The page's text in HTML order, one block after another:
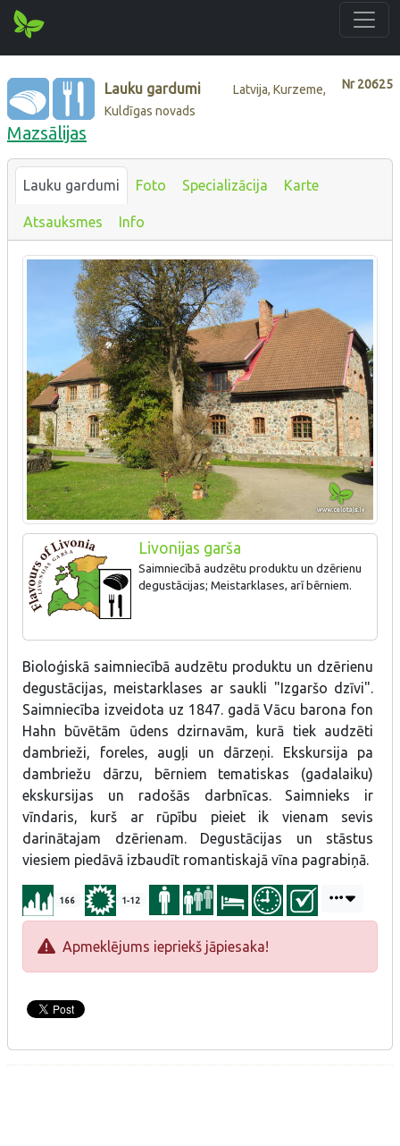
Nr20625
Lauku gardumi
Latvija, Kurzeme,
Kuldīgas novads
Mazsālijas
Lauku gardumi Foto Specializācija Karte
Atsauksmes Info
Livonijas garša
Saimniecībā audzētu produktu un dzērienu
degustācijas; Meistarklases, arī bērniem.
Bioloģiskā saimniecībā audzētu produktu un dzērienu
degustācijas, meistarklases ar saukli "Izgaršo dzīvi".
Saimniecība izveidota uz 1847. gadā Vācu barona fon
Hahn būvētām ūdens dzirnavām, kurā tiek audzēti
dambrieži, foreles, augļi un dārzeņi. Ekskursija pa
dambriežu dārzu, bērniem tematiskas (gadalaiku)
ekskursijas un radošās darbnīcas. Saimnieks ir
vīndaris, kurš ar rūpību pieiet ik vienam sevis
darinātajam dzērienam. Degustācijas un stāstus
viesiem piedāvā izbaudīt romantiskajā vīna pagrabiņā.
166 1-12
Apmeklējums iepriekš jāpiesaka!